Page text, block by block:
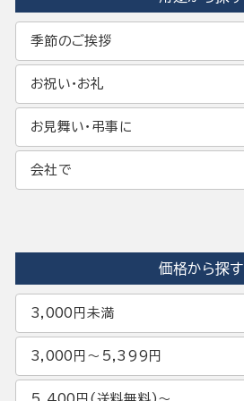
季節のご挨拶
お祝い・お礼
お見舞い・弔事に
会社で
価格から探す
3,000円未満
3,000円〜5,399円